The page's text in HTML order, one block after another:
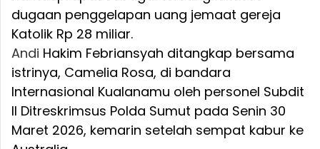
dugaan penggelapan uang jemaat gereja
Katolik Rp 28 miliar.
Andi Hakim Febriansyah ditangkap bersama
istrinya, Camelia Rosa, di bandara
Internasional Kualanamu oleh personel Subdit
II Ditreskrimsus Polda Sumut pada Senin 30
Maret 2026, kemarin setelah sempat kabur ke